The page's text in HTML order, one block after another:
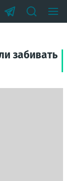
забивать